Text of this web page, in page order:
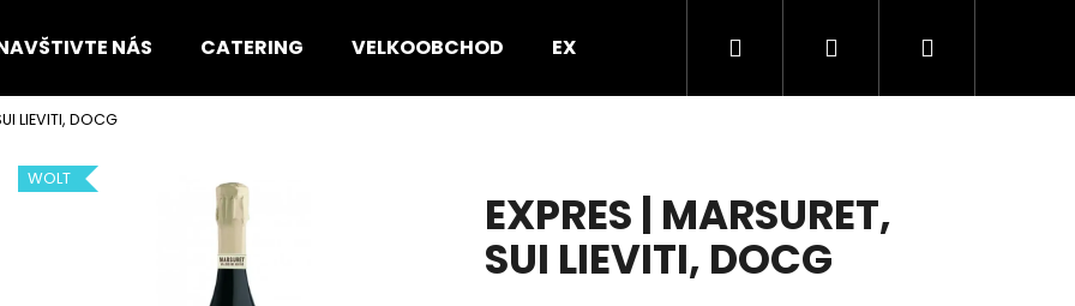
NÁS CATERING VELKOOBCHOD EXPRES PO PRAZE VEČÍREK V PROSEKÁRNĚ
Hledat PřihlášeníNákupní
LIEVITI, DOCG
EXPRES | MARSURET,
SUI LIEVITI, DOCG
WOLT
Co potřebujete najít?